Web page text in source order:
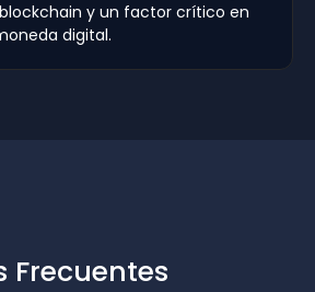
y un factor crítico en
digital.
Frecuentes